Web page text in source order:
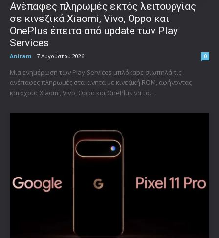
Ανέπαφες πληρωμές εκτός λειτουργίας
σε κινεζικά Xiaomi, Vivo, Oppo και
OnePlus έπειτα από update των Play
Services
Aniram - 7 Αυγούστου 2026 0
Μια ενημέρωση των Play Services μπλόκαρε σιωπηλά τις
ανέπαφες πληρωμές στα κινητά με κινεζική ROM, αφήνοντας
κατόχους Xiaomi, Vivo, Oppo και OnePlus να το...